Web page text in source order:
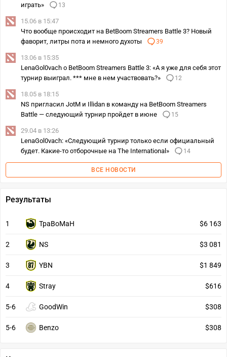
играть»
13
15.06 в 15:47
Что вообще происходит на BetBoom Streamers Battle 3? Новый
фаворит, литры пота и немного духоты
39
13.06 в 15:35
LenaGol0vach о BetBoom Streamers Battle 3: «А я уже для себя этот
турнир выиграл. *** мне в нем участвовать?»
12
18.05 в 18:15
NS пригласил JotM и Illidan в команду на BetBoom Streamers
Battle — следующий турнир пройдет в июне
15
29.04 в 13:26
LenaGol0vach: «Следующий турнир только если официальный
будет. Какие-то отборочные на The International»
14
ВСЕ НОВОСТИ
Результаты
1 TpaBoMaH $6 163
2 NS $3 081
3 YBN $1 849
4 Stray $616
5-6 GoodWin $308
5-6 Benzo $308